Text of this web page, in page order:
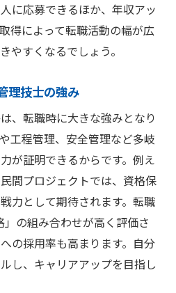
に応募できるほか、年収アッ
得によって転職活動の幅が広
やすくなるでしょう。
理技士の強み
、転職時に大きな強みとなり
工程管理、安全管理など多岐
が証明できるからです。例え
間プロジェクトでは、資格保
力として期待されます。転職
の組み合わせが高く評価さ
の採用率も高まります。自分
し、キャリアアップを目指し